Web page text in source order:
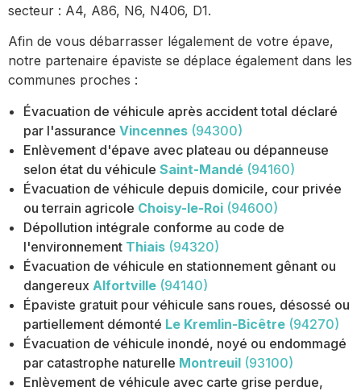
secteur : A4, A86, N6, N406, D1.
Afin de vous débarrasser légalement de votre épave,
notre partenaire épaviste se déplace également dans les
communes proches :
Évacuation de véhicule après accident total déclaré
par l'assurance Vincennes (94300)
Enlèvement d'épave avec plateau ou dépanneuse
selon état du véhicule Saint-Mandé (94160)
Évacuation de véhicule depuis domicile, cour privée
ou terrain agricole Choisy-le-Roi (94600)
Dépollution intégrale conforme au code de
l'environnement Thiais (94320)
Évacuation de véhicule en stationnement gênant ou
dangereux Alfortville (94140)
Épaviste gratuit pour véhicule sans roues, désossé ou
partiellement démonté Le Kremlin-Bicêtre (94270)
Évacuation de véhicule inondé, noyé ou endommagé
par catastrophe naturelle Montreuil (93100)
Enlèvement de véhicule avec carte grise perdue,